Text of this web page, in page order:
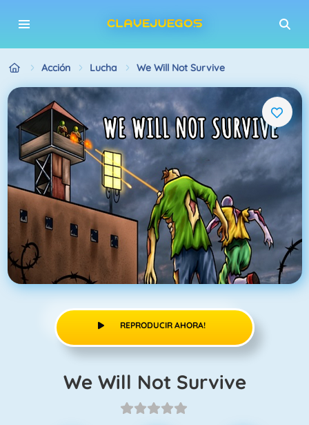
Acción Lucha We Will Not Survive
REPRODUCIR AHORA!
We Will Not Survive